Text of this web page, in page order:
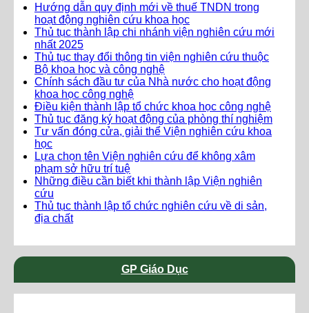
Hướng dẫn quy định mới về thuế TNDN trong
hoạt động nghiên cứu khoa học
Thủ tục thành lập chi nhánh viện nghiên cứu mới
nhất 2025
Thủ tục thay đổi thông tin viện nghiên cứu thuộc
Bộ khoa học và công nghệ
Chính sách đầu tư của Nhà nước cho hoạt động
khoa học công nghệ
Điều kiện thành lập tổ chức khoa học công nghệ
Thủ tục đăng ký hoạt động của phòng thí nghiệm
Tư vấn đóng cửa, giải thể Viện nghiên cứu khoa
học
Lựa chọn tên Viện nghiên cứu để không xâm
phạm sở hữu trí tuệ
Những điều cần biết khi thành lập Viện nghiên
cứu
Thủ tục thành lập tổ chức nghiên cứu về di sản,
địa chất
GP Giáo Dục